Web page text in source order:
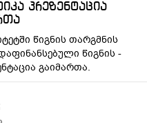
პრეზენტაცია
წიგნის თარგმნის
წიგნის -
გაიმართა.